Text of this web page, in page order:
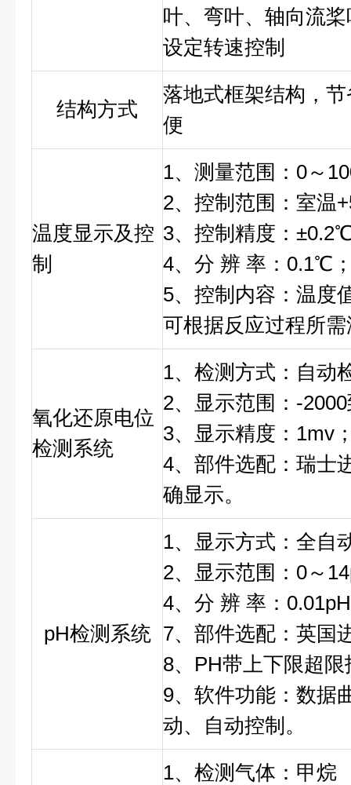
叶、弯叶、轴向流
设定转速控制
结构方式
落地式框架结构，
便
温度显示及控
制
1、测量范围：0～
2、控制范围：室
3、控制精度：
4、分 辨 率：0.1℃
5、控制内容：温度
可根据反应过程所
氧化还原电位
检测系统
1、检测方式：自动
2、显示范围：-
3、显示精度：1mv
4、部件选配：瑞士
确显示。
pH检测系统
1、显示方式：全自
2、显示范围：0～
4、分 辨 率：
7、部件选配：英国
8、PH带上下限超
9、软件功能：数据
动、自动控制。
1、检测气体：甲烷